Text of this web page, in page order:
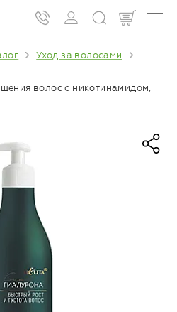
Уход за волосами
волос с никотинамидом,